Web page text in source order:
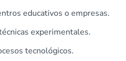
educativos o empresas.
experimentales.
tecnológicos.